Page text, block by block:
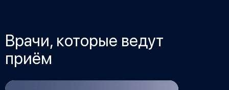
Врачи, которые ведут
приём